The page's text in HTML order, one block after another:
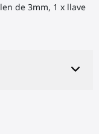
de 3mm, 1 x llave